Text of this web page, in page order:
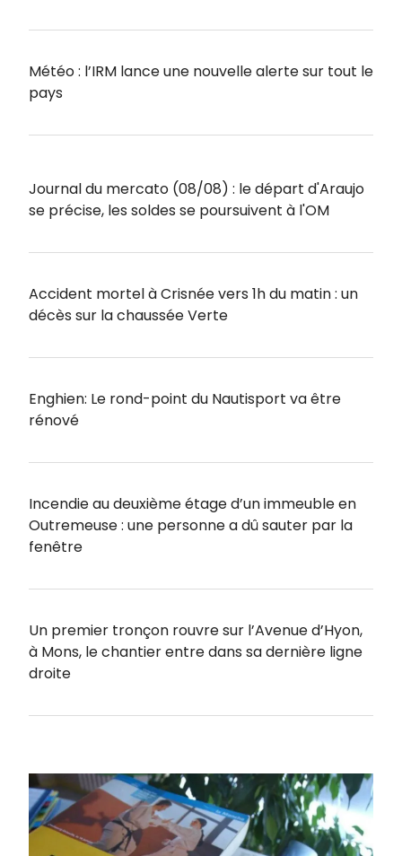
Météo : l’IRM lance une nouvelle alerte sur tout le
pays
Journal du mercato (08/08) : le départ d'Araujo
se précise, les soldes se poursuivent à l'OM
Accident mortel à Crisnée vers 1h du matin : un
décès sur la chaussée Verte
Enghien: Le rond-point du Nautisport va être
rénové
Incendie au deuxième étage d’un immeuble en
Outremeuse : une personne a dû sauter par la
fenêtre
Un premier tronçon rouvre sur l’Avenue d’Hyon,
à Mons, le chantier entre dans sa dernière ligne
droite